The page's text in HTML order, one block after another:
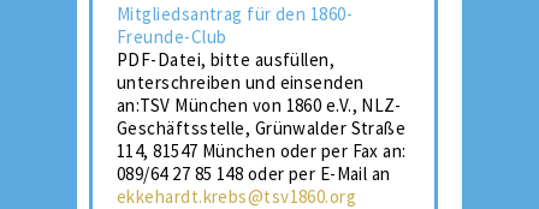
Mitgliedsantrag für den 1860-
Freunde-Club
PDF-Datei, bitte ausfüllen,
unterschreiben und einsenden
an:TSV München von 1860 e.V., NLZ-
Geschäftsstelle, Grünwalder Straße
114, 81547 München oder per Fax an:
089/64 27 85 148 oder per E-Mail an
ekkehardt.krebs@tsv1860.org